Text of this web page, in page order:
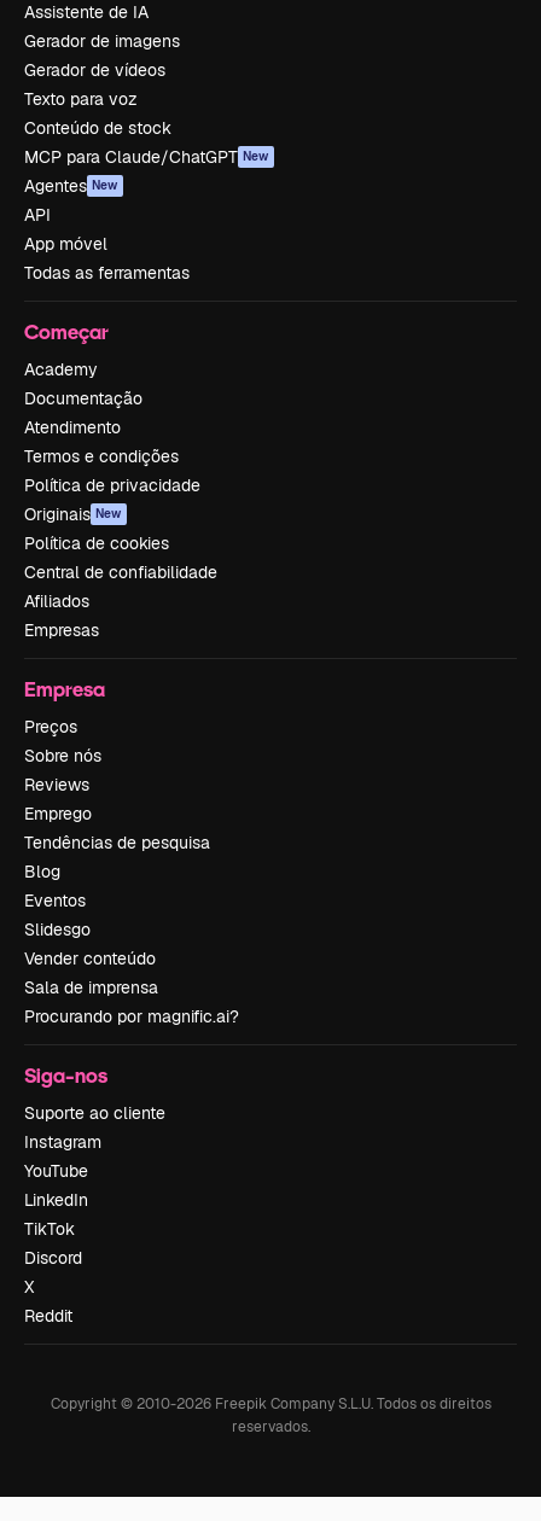
Assistente de IA
Gerador de imagens
Gerador de vídeos
Texto para voz
Conteúdo de stock
MCP para Claude/ChatGPT New
Agentes New
API
App móvel
Todas as ferramentas
Começar
Academy
Documentação
Atendimento
Termos e condições
Política de privacidade
Originais New
Política de cookies
Central de confiabilidade
Afiliados
Empresas
Empresa
Preços
Sobre nós
Reviews
Emprego
Tendências de pesquisa
Blog
Eventos
Slidesgo
Vender conteúdo
Sala de imprensa
Procurando por magnific.ai?
Siga-nos
Suporte ao cliente
Instagram
YouTube
LinkedIn
TikTok
Discord
X
Reddit
Copyright © 2010-2026Freepik Company S.L.U. Todos os direitos
reservados.